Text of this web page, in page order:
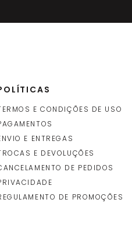
E CONDIÇÕES DE USO
E ENTREGAS
E DEVOLUÇÕES
DE PEDIDOS
DE PROMOÇÕES